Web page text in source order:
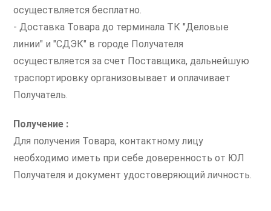
осуществляется бесплатно.
- Доставка Товара до терминала ТК "Деловые
линии" и "СДЭК" в городе Получателя
осуществляется за счет Поставщика, дальнейшую
траспортировку организовывает и оплачивает
Получатель.
Получение :
Для получения Товара, контактному лицу
необходимо иметь при себе доверенность от ЮЛ
Получателя и документ удостоверяющий личность.